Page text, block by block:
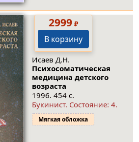
2999₽
В корзину
Исаев Д.Н.
Психосоматическая
медицина детского
возраста
1996. 454 с.
Букинист. Состояние: 4.
Мягкая обложка